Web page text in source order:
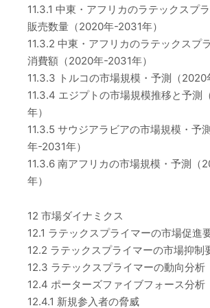
11.3.1 中東・アフリカのラテックスプ
販売数量（2020年-2031年）
11.3.2 中東・アフリカのラテックスプ
消費額（2020年-2031年）
11.3.3 トルコの市場規模・予測（2020
11.3.4 エジプトの市場規模推移と予測
年）
11.3.5 サウジアラビアの市場規模・予
年-2031年）
11.3.6 南アフリカの市場規模・予測（
年）
12 市場ダイナミクス
12.1 ラテックスプライマーの市場促進
12.2 ラテックスプライマーの市場抑制
12.3 ラテックスプライマーの動向分析
12.4 ポーターズファイブフォース分析
12.4.1 新規参入者の脅威